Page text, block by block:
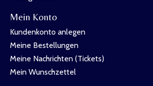
Mein Konto
Kundenkonto anlegen
Meine Bestellungen
Meine Nachrichten (Tickets)
Mein Wunschzettel